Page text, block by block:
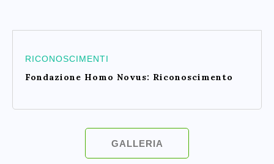
RICONOSCIMENTI
Fondazione Homo Novus: Riconoscimento
GALLERIA